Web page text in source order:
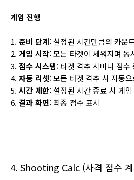
게임 진행
준비 단계: 설정된 시간만큼의 카운
게임 시작: 모든 타겟이 세워지며 동
점수 시스템: 타겟 격추 시마다 점수
자동 리셋: 모든 타겟 격추 시 자동
시간 제한: 설정된 시간 종료 시 게
결과 화면: 최종 점수 표시
4. Shooting Calc (사격 점수